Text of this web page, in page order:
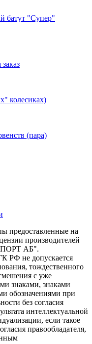
батут "Супер"
колесиках)
(пара)
предоставленные на
производителей
АБ".
РФ не допускается
тождественного
с уже
знаками, знаками
обозначениями при
без согласия
интеллектуальной
если такое
правообладателя,